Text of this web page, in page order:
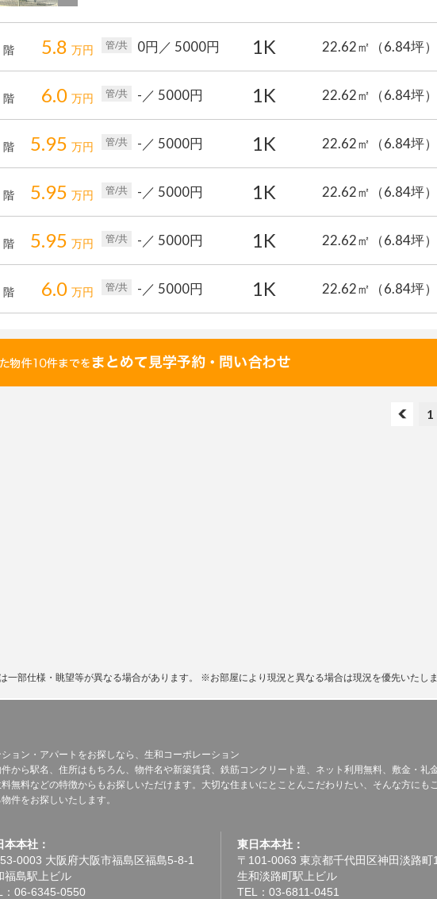
階 5.8 万円 管/共 0円 ／ 5000円 1K 22.62㎡ （6.84坪）
階 6.0 万円 管/共 - ／ 5000円 1K 22.62㎡ （6.84坪）
階 5.95 万円 管/共 - ／ 5000円 1K 22.62㎡ （6.84坪）
階 5.95 万円 管/共 - ／ 5000円 1K 22.62㎡ （6.84坪）
階 5.95 万円 管/共 - ／ 5000円 1K 22.62㎡ （6.84坪）
階 6.0 万円 管/共 - ／ 5000円 1K 22.62㎡ （6.84坪）
1
一部仕様・眺望等が異なる場合があります。 ※お部屋により現況と異なる場合は現況を優先いたしま
ョン・アパートをお探しなら、生和コーポレーション
から駅名、住所はもちろん、物件名や新築賃貸、鉄筋コンクリート造、ネット利用無料、敷金・礼金
無料などの特徴からもお探しいただけます。大切な住まいにとことんこだわりたい、そんな方にも
件をお探しいたします。
本本社：
0003 大阪府大阪市福島区福島5-8-1
福島駅上ビル
：06-6345-0550
東日本本社：
〒101-0063 東京都千代田区神田淡路町
生和淡路町駅上ビル
TEL：03-6811-0451